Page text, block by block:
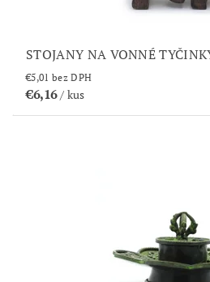
STOJANY NA VONNÉ
€5,01 bez DPH
€6,16/ kus